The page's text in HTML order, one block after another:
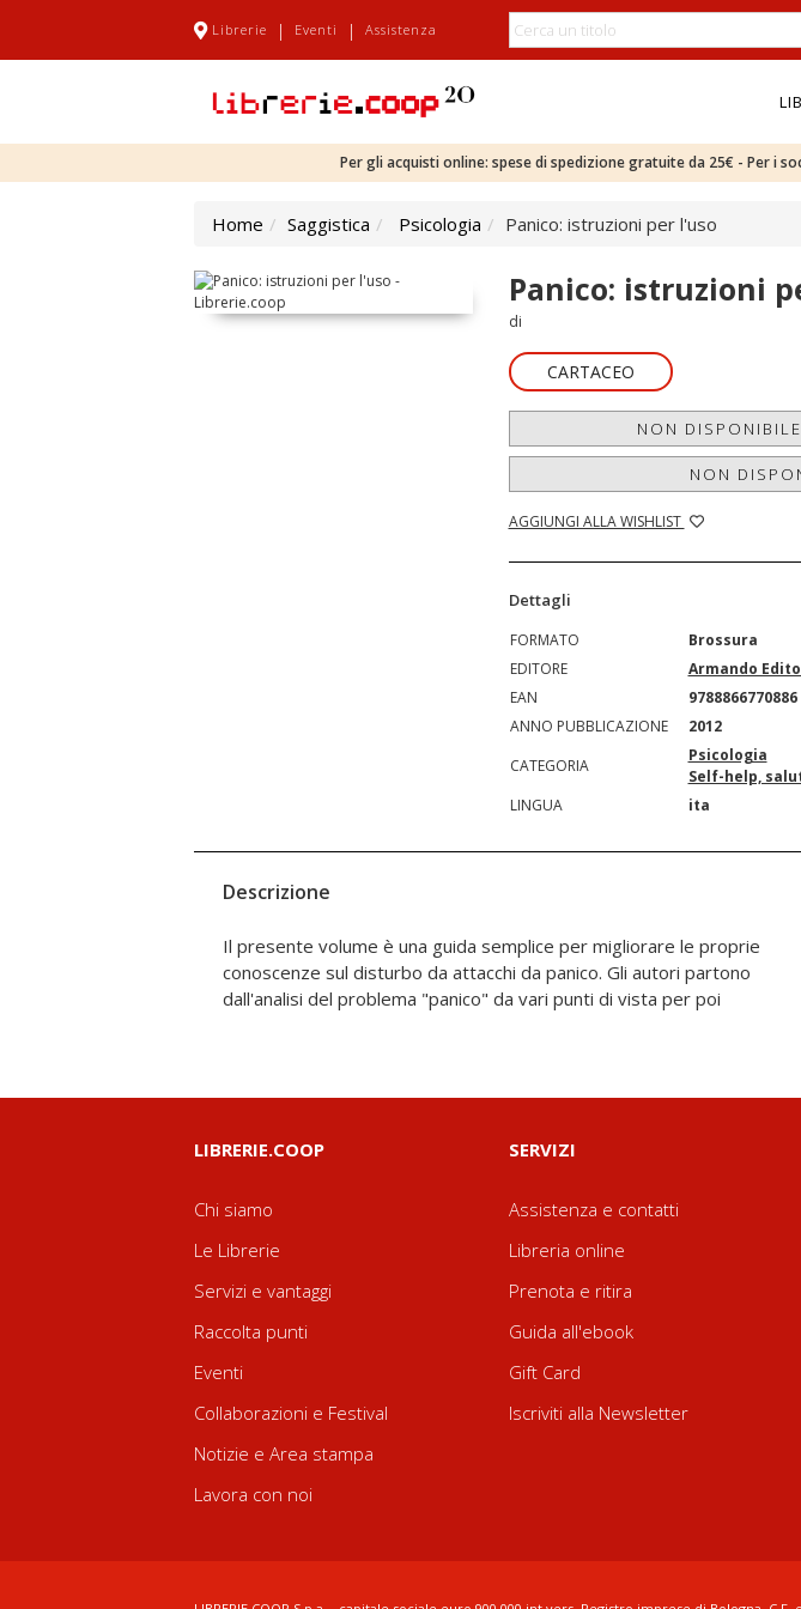
Librerie | Eventi | Assistenza
Per gli acquisti online: spese di spedizione gratuite da 25€ - Per i
Home Saggistica Psicologia Panico: istruzioni per l'uso
Panico: istruzioni
di
CARTACEO
NON
NON
AGGIUNGI ALLA WISHLIST
Dettagli
FORMATO
Brossura
EDITORE
Armando
EAN
9788866770886
ANNO PUBBLICAZIONE
2012
CATEGORIA
Psicologia
Self-help,
LINGUA
ita
Descrizione
Il presente volume è una guida semplice per migliorare le proprie
conoscenze sul disturbo da attacchi da panico. Gli autori partono
dall'analisi del problema "panico" da vari punti di vista per poi
prendere in considerazione e approfondire diverse tecniche di
LIBRERIE.COOP
Chi siamo
Le Librerie
Servizi e vantaggi
Raccolta punti
Eventi
Collaborazioni e Festival
Notizie e Area stampa
Lavora con noi
SERVIZI
Assistenza e contatti
Libreria online
Prenota e ritira
Guida all'ebook
Gift Card
Iscriviti alla Newsletter